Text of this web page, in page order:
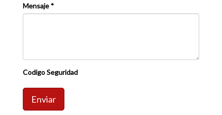
Mensaje *
Codigo Seguridad
Enviar